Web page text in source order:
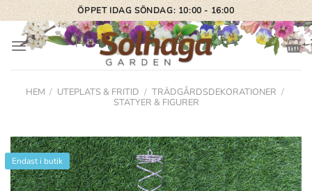
Skip
to
content
ÖPPET IDAG SÖNDAG: 10:00 - 16:00
HEM / UTEPLATS & FRITID / TRÄDGÅRDSDEKORATIONER /
STATYER & FIGURER
Endast i butik